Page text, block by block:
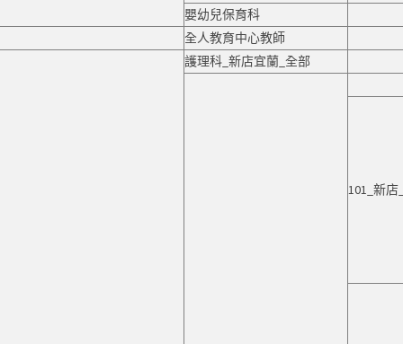
嬰幼兒保育科
全人教育中心教師
護理科_新店宜蘭_全部
101_新店